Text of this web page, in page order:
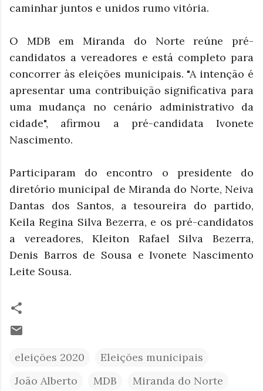
caminhar juntos e unidos rumo vitória.
O MDB em Miranda do Norte reúne pré-
candidatos a vereadores e está completo para
concorrer às eleições municipais. "A intenção é
apresentar uma contribuição significativa para
uma mudança no cenário administrativo da
cidade", afirmou a pré-candidata Ivonete
Nascimento.
Participaram do encontro o presidente do
diretório municipal de Miranda do Norte, Neiva
Dantas dos Santos, a tesoureira do partido,
Keila Regina Silva Bezerra, e os pré-candidatos
a vereadores, Kleiton Rafael Silva Bezerra,
Denis Barros de Sousa e Ivonete Nascimento
Leite Sousa.
eleições 2020
Eleições municipais
João Alberto
MDB
Miranda do Norte